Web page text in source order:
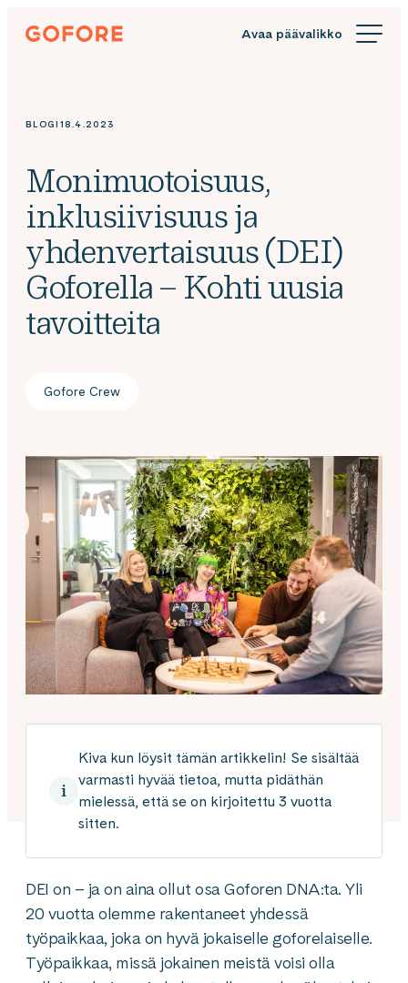
Siirry
suoraan
Gofore
knowledge
BLOGI 18.4.2023
Monimuotoisuus,
inklusiivisuus ja
yhdenvertaisuus (DEI)
Goforella – Kohti uusia
tavoitteita
Gofore Crew
Kiva kun löysit tämän artikkelin! Se sisältää
varmasti hyvää tietoa, mutta pidäthän
mielessä, että se on kirjoitettu 3 vuotta
sitten.
DEI on – ja on aina ollut osa Goforen DNA:ta. Yli
20 vuotta olemme rakentaneet yhdessä
työpaikkaa, joka on hyvä jokaiselle goforelaiselle.
Työpaikkaa, missä jokainen meistä voisi olla